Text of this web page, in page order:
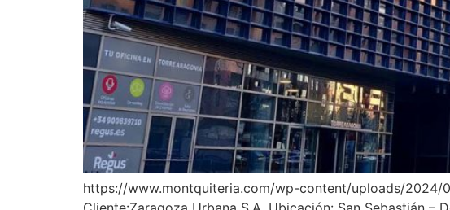
https://www.montquiteria.com/wp-content/uploads/2024/